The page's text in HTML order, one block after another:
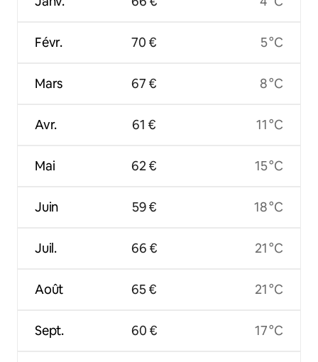
Févr.
Mars
Avr.
Mai
Juin
Juil.
Août
Sept.
70 €
67 €
61 €
62 €
59 €
66 €
65 €
60 €
5 °C
8 °C
11 °C
15 °C
18 °C
21 °C
21 °C
17 °C